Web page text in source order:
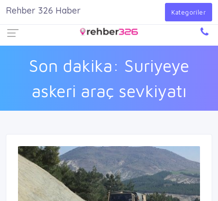
Giriş Yap
Son dakika: Suriyeye
askeri araç sevkiyatı
Rehber 326 Haber Kategoriler